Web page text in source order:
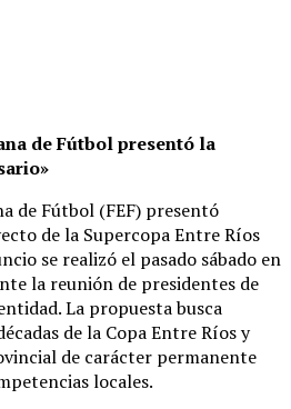
de Fútbol presentó la
de Fútbol (FEF) presentó
de la Supercopa Entre Ríos
se realizó el pasado sábado en
la reunión de presidentes de
. La propuesta busca
de la Copa Entre Ríos y
de carácter permanente
locales.